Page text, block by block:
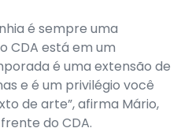
é sempre uma
CDA está em um
é uma extensão de
e é um privilégio você
de arte”, afirma Mário,
do CDA.